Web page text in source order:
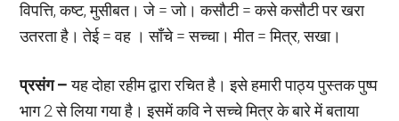
विपत्ति, कष्ट, मुसीबत। जे = जो। कसौटी = कसे कसौटी पर खरा
उतरता है। तेई = वह । साँचे = सच्चा। मीत = मित्र, सखा।
प्रसंग –यह दोहा रहीम द्वारा रचित है। इसे हमारी पाठ्य पुस्तक पुष्प
भाग 2 से लिया गया है। इसमें कवि ने सच्चे मित्र के बारे में बताया